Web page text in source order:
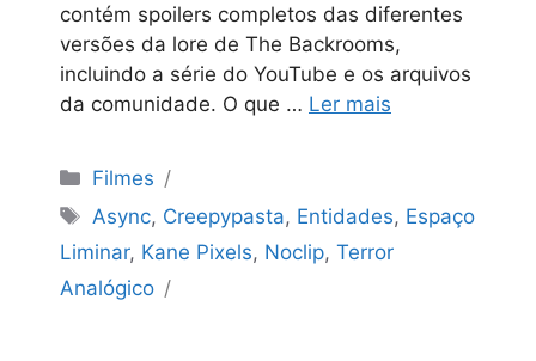
contém spoilers completos das diferentes
versões da lore de The Backrooms,
incluindo a série do YouTube e os arquivos
da comunidade. O que … Ler mais
Categorias
Filmes
Tags
Async, Creepypasta, Entidades, Espaço
Liminar, Kane Pixels, Noclip, Terror
Analógico